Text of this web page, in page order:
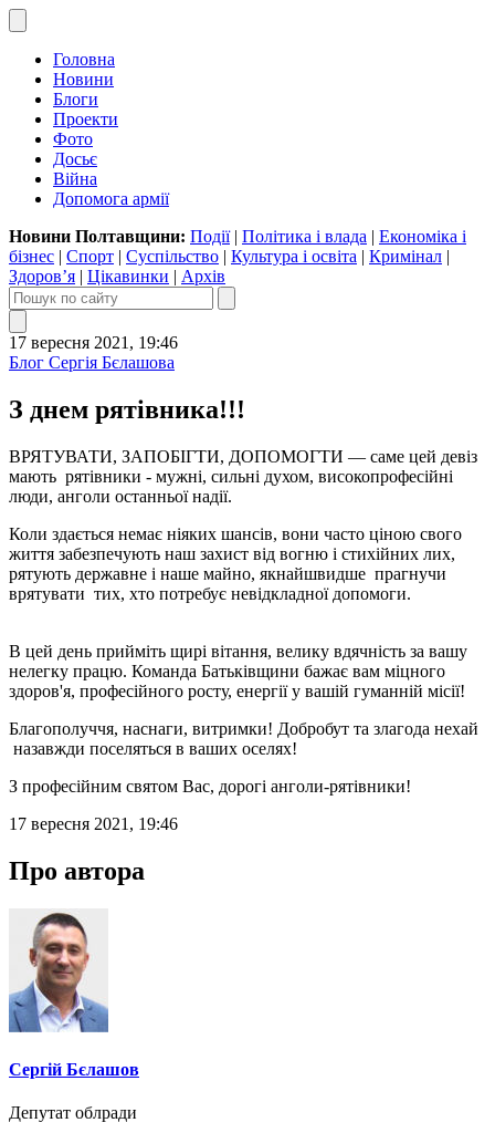
Головна
Новини
Блоги
Проекти
Фото
Досьє
Війна
Допомога армії
Новини Полтавщини: Події| Політика і влада | Економіка і
бізнес | Спорт | Суспільство | Культура і освіта | Кримінал |
Здоров’я | Цікавинки | Архів
17 вересня 2021, 19:46
Блог Сергія Бєлашова
З днем рятівника!!!
ВРЯТУВАТИ, ЗАПОБІГТИ, ДОПОМОГТИ — саме цей девіз
мають рятівники - мужні, сильні духом, високопрофесійні
люди, анголи останньої надії.
Коли здається немає ніяких шансів, вони часто ціною свого
життя забезпечують наш захист від вогню і стихійних лих,
рятують державне і наше майно, якнайшвидше прагнучи
врятувати тих, хто потребує невідкладної допомоги.
В цей день прийміть щирі вітання, велику вдячність за вашу
нелегку працю. Команда Батьківщини бажає вам міцного
здоров'я, професійного росту, енергії у вашій гуманній місії!
Благополуччя, наснаги, витримки! Добробут та злагода нехай
назавжди поселяться в ваших оселях!
З професійним святом Вас, дорогі анголи-рятівники!
17 вересня 2021, 19:46
Про автора
Сергій Бєлашов
Депутат облради